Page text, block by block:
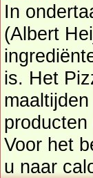
In
(Albert
ingrediënten van het product,
is. Het
Voor het
u